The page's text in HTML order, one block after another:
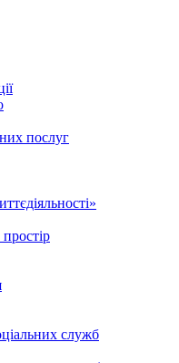
послуг
служб